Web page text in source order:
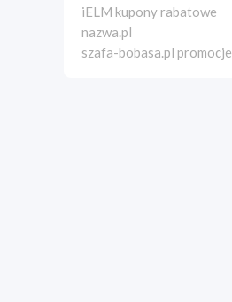
iELM kupony rabatowe
nazwa.pl
szafa-bobasa.pl promocje